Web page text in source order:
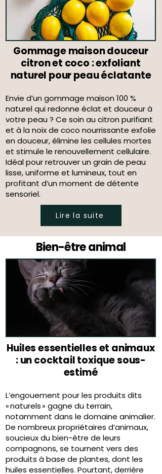
Gommage maison douceur
citron et coco : exfoliant
naturel pour peau éclatante
Envie d’un gommage maison 100 %
naturel qui redonne éclat et douceur à
votre peau ? Ce soin au citron purifiant
et à la noix de coco nourrissante exfolie
en douceur, élimine les cellules mortes
et stimule le renouvellement cellulaire.
Idéal pour retrouver un grain de peau
lisse, uniforme et lumineux, tout en
profitant d’un moment de détente
sensoriel.
Lire la suite
Bien-être animal
Huiles essentielles et animaux
: un cocktail toxique sous-
estimé
L’engouement pour les produits dits
« naturels » gagne du terrain,
notamment dans le domaine animalier.
De nombreux propriétaires d’animaux,
soucieux du bien-être de leurs
compagnons, se tournent vers des
produits à base de plantes, dont les
huiles essentielles. Pourtant, derrière